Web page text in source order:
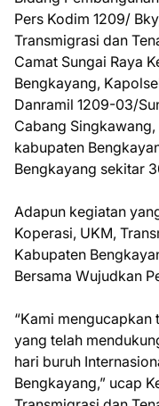
Pers Kodim 1209/
Transmigrasi dan
Camat Sungai Raya
Bengkayang,
Danramil 1209-03/
Cabang
kabupaten
Bengkayang sekitar
Adapun kegiatan
Koperasi, UKM,
Kabupaten
Bersama Wujudkan
“Kami
yang telah
hari buruh
Bengkayang,” ucap